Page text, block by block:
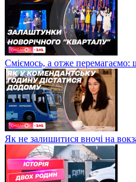
Сміємось, а отже перемагаємо:
Як не залишитися вночі на